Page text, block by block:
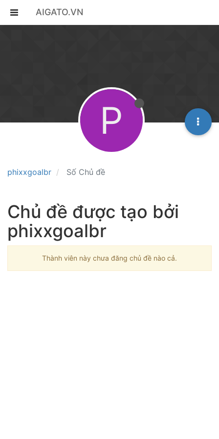
AIGATO.VN
phixxgoalbr Số Chủ đề
P
Chủ đề được tạo bởi
phixxgoalbr
Thành viên này chưa đăng chủ đề nào cả.